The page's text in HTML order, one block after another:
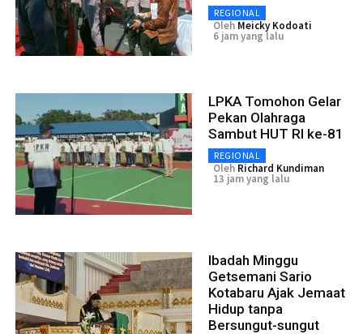
REGIONAL
Oleh Meicky Kodoati
6 jam yang lalu
LPKA Tomohon Gelar
Pekan Olahraga
Sambut HUT RI ke-81
REGIONAL
Oleh Richard Kundiman
13 jam yang lalu
Ibadah Minggu
Getsemani Sario
Kotabaru Ajak Jemaat
Hidup tanpa
Bersungut-sungut